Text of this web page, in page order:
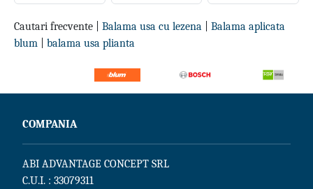
Cautari frecvente | Balama usa cu lezena
Balama aplicata
blum
balama usa plianta
COMPANIA
ABI ADVANTAGE CONCEPT SRL
C.U.I. : 33079311